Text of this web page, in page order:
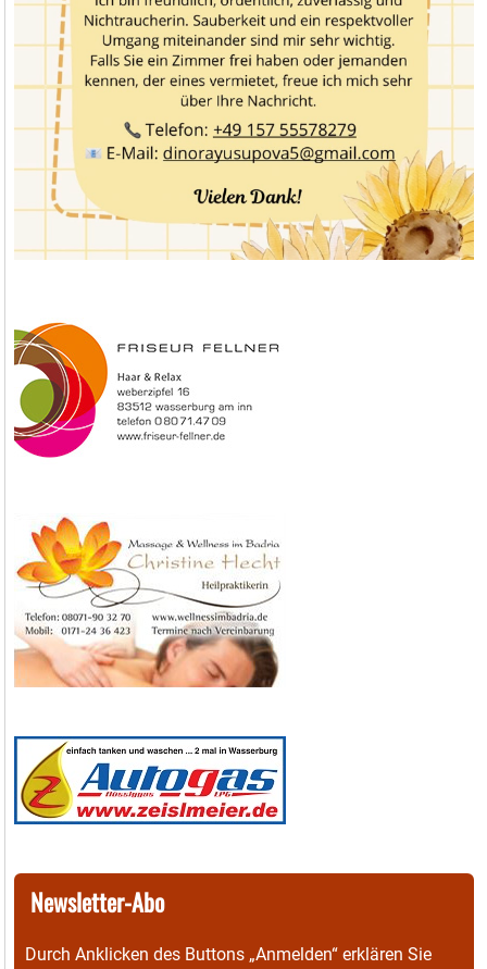
Newsletter-Abo
Durch Anklicken des Buttons „Anmelden“ erklären Sie